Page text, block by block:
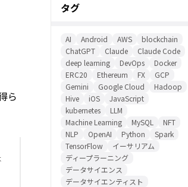
ら
タグ
AI Android AWS
blockchain
ChatGPT
Claude
Claude Code
deep learning
DevOps
Docker
ERC20
Ethereum FX
GCP
Gemini
Google Cloud
Hadoop
Hive
iOS
JavaScript
kubernetes
LLM
Machine Learning
MySQL
NFT
NLP
OpenAI Python
Spark
TensorFlow
イーサリアム
ディープラーニング
データサイエンス
データサイエンティスト